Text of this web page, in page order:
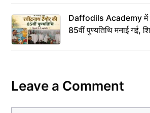
Daffodils Academy में
85वीं पुण्यतिथि मनाई गई,
Leave a Comment